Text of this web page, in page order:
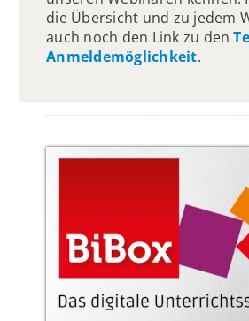
die Übersicht und zu jedem
auch noch den Link zu den
Anmeldemöglichkeit.